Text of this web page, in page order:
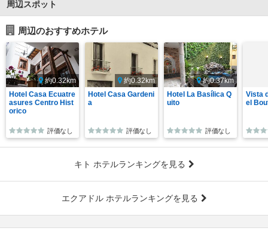
周辺スポット
周辺のおすすめホテル
約0.32km
Hotel Casa Ecuatre
asures Centro Hist
orico
評価なし
約0.32km
Hotel Casa Gardeni
a
評価なし
約0.37km
Hotel La Basílica Q
uito
評価なし
Vista
el
キト ホテルランキングを見る
エクアドル ホテルランキングを見る